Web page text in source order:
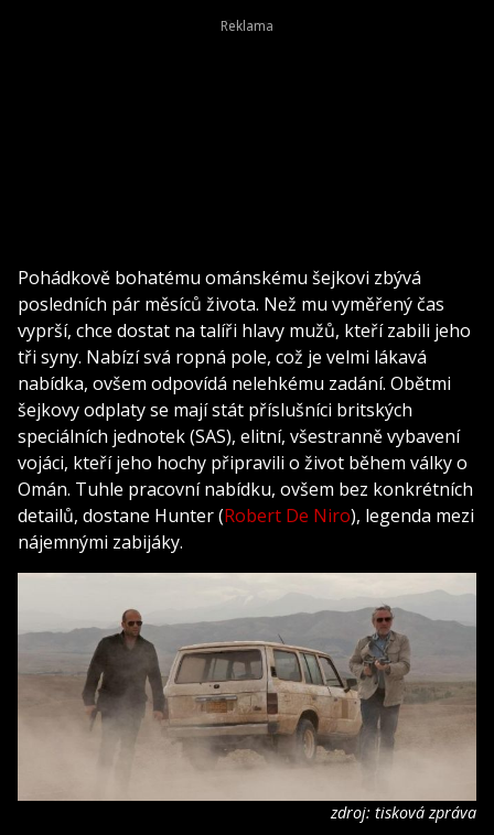
Pohádkově bohatému ománskému šejkovi zbývá
posledních pár měsíců života. Než mu vyměřený čas
vyprší, chce dostat na talíři hlavy mužů, kteří zabili jeho
tři syny. Nabízí svá ropná pole, což je velmi lákavá
nabídka, ovšem odpovídá nelehkému zadání. Obětmi
šejkovy odplaty se mají stát příslušníci britských
speciálních jednotek (SAS), elitní, všestranně vybavení
vojáci, kteří jeho hochy připravili o život během války o
Omán. Tuhle pracovní nabídku, ovšem bez konkrétních
detailů, dostane Hunter (Robert De Niro), legenda mezi
nájemnými zabijáky.
zdroj: tisková zpráva